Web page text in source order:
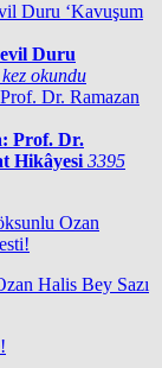
Duru
okundu
Prof. Dr.
Hikâyesi 3395
Halis Bey Sazı